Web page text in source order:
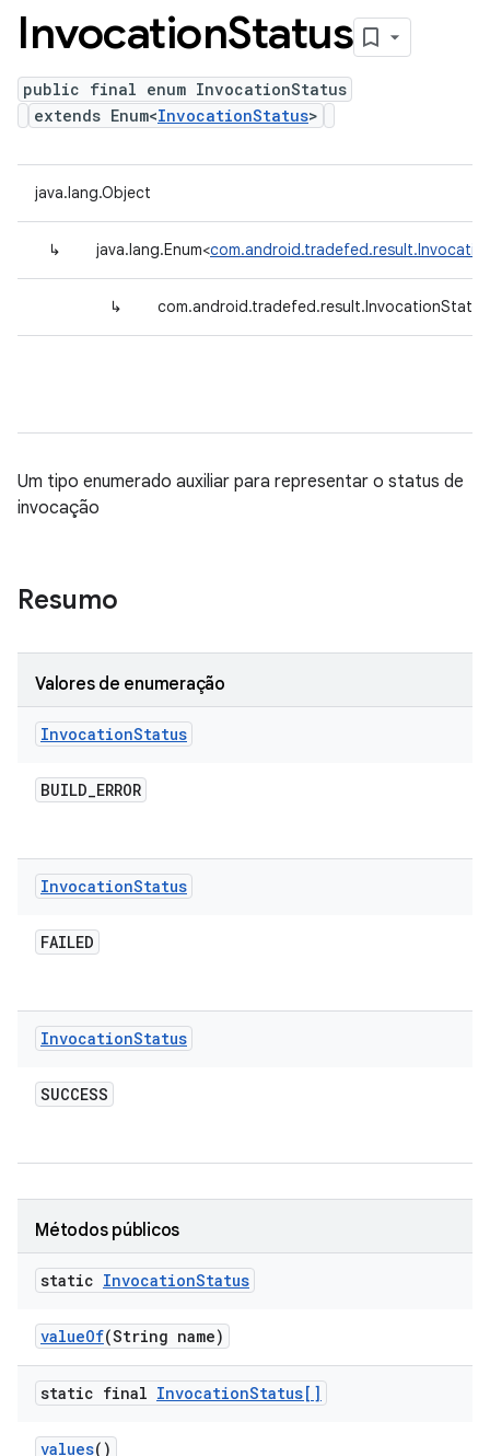
InvocationStatus
public final enum InvocationStatus
extends Enum<InvocationStatus>
java.lang.Object
↳ java.lang.Enum<
↳ com.android.tradefed.result.InvocationStatus
Um tipo enumerado auxiliar para representar o status de
invocação
Resumo
Valores de enumeração
InvocationStatus
BUILD_ERROR
InvocationStatus
FAILED
InvocationStatus
SUCCESS
Métodos públicos
static InvocationStatus
valueOf(String name)
static final InvocationStatus[]
values()